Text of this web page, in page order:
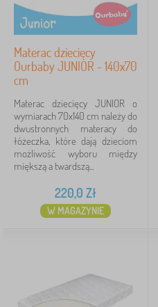
Materac dziecięcy
Ourbaby JUNIOR - 140x70
cm
Materac dziecięcy JUNIOR o
wymiarach 70x140 cm należy do
dwustronnych materacy do
łóżeczka, które dają dzieciom
możliwość wyboru między
miększą a twardszą...
220,0 Zł
W MAGAZYNIE